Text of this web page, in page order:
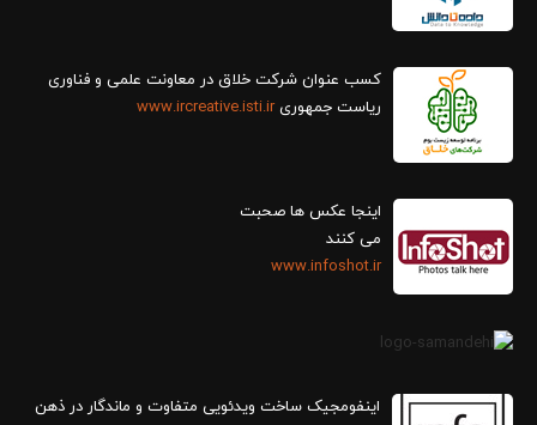
کسب عنوان شرکت خلاق در معاونت علمی و فناوری
ریاست جمهوریwww.ircreative.isti.ir
اینجا عکس ها صحبت
می کنند
www.infoshot.ir
اینفومجیک ساخت ویدئویی متفاوت و ماندگار در ذهن